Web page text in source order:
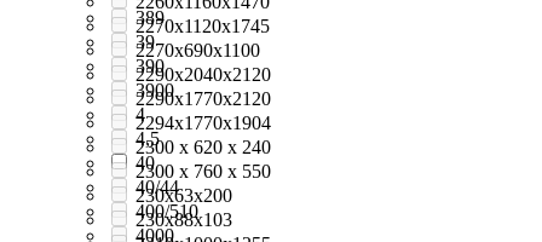
389
39
390
3900
4
4,5
40
40/44
400/510
4000
2270x1120x1745
2270x690x1100
2290x2040x2120
2290х1770х2120
2294х1770х1904
2300 x 620 x 240
2300 x 760 x 550
230х63х200
230х88х103